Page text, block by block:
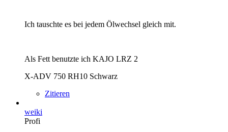
Ich tauschte es bei jedem Ölwechsel gleich mit.
Als Fett benutzte ich KAJO LRZ 2
X-ADV 750 RH10 Schwarz
Zitieren
weiki
Profi